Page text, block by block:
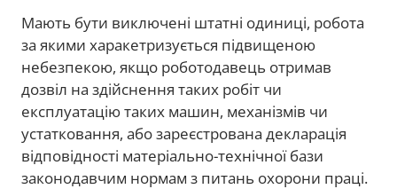
Мають бути виключені штатні одиниці, робота
за якими харакетризується підвищеною
небезпекою, якщо роботодавець отримав
дозвіл на здійснення таких робіт чи
експлуатацію таких машин, механізмів чи
устатковання, або зареєстрована декларація
відповідності матеріально-технічної бази
законодавчим нормам з питань охорони праці.